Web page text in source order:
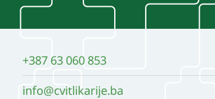
+387 63 060 853
info@cvitlikarije.ba